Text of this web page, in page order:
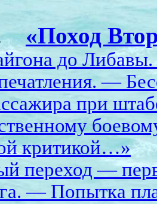
«Поход
до
—
при
критикой…»
переход —
— Попытка